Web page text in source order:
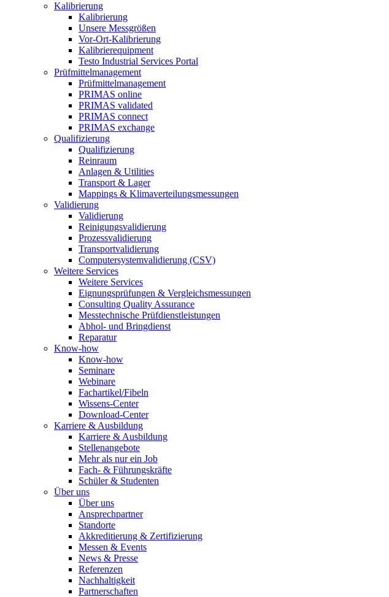
Kalibrierung
Kalibrierung
Unsere Messgrößen
Vor-Ort-Kalibrierung
Kalibrierequipment
Testo Industrial Services Portal
Prüfmittelmanagement
Prüfmittelmanagement
PRIMAS online
PRIMAS validated
PRIMAS connect
PRIMAS exchange
Qualifizierung
Qualifizierung
Reinraum
Anlagen & Utilities
Transport & Lager
Mappings & Klimaverteilungsmessungen
Validierung
Validierung
Reinigungsvalidierung
Prozessvalidierung
Transportvalidierung
Computersystemvalidierung (CSV)
Weitere Services
Weitere Services
Eignungsprüfungen & Vergleichsmessungen
Consulting Quality Assurance
Messtechnische Prüfdienstleistungen
Abhol- und Bringdienst
Reparatur
Know-how
Know-how
Seminare
Webinare
Fachartikel/Fibeln
Wissens-Center
Download-Center
Karriere & Ausbildung
Karriere & Ausbildung
Stellenangebote
Mehr als nur ein Job
Fach- & Führungskräfte
Schüler & Studenten
Über uns
Über uns
Ansprechpartner
Standorte
Akkreditierung & Zertifizierung
Messen & Events
News & Presse
Referenzen
Nachhaltigkeit
Partnerschaften